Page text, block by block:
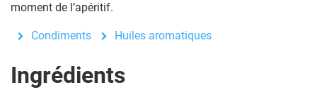
moment de l’apéritif.
Condiments Huiles aromatiques
Ingrédients